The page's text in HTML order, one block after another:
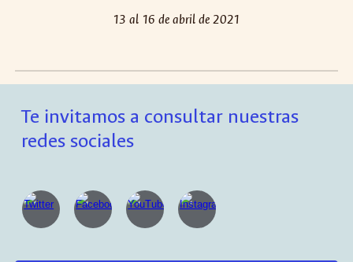
13 al 16 de abril de 2021
Te invitamos a consultar nuestras
redes sociales